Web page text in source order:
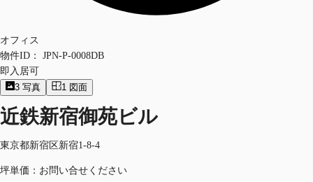
オフィス
物件ID：
JPN-P-0008DB
即入居可
3 写真 1 図面
近鉄新宿御苑ビル
東京都新宿区新宿1-8-4
坪単価：お問い合せください